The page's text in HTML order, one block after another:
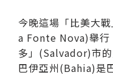
今晚這場「比美大
a Fonte Nova)舉行
多」(Salvador)市
巴伊亞州(Bahia)是